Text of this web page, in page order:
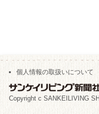
個人情報の取扱いについて
Copyright c SANKEILIVING